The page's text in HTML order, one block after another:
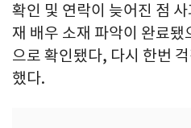
확인 및 연락이 늦어진 점
재 배우 소재 파악이 완료됐
으로 확인됐다, 다시 한번
했다.